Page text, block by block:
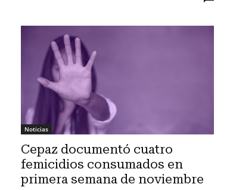
Noticias
Cepaz documentó cuatro
femicidios consumados en
primera semana de noviembre